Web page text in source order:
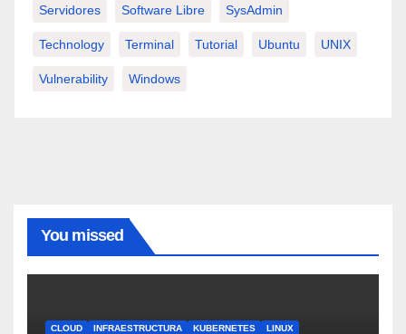
Servidores Software Libre SysAdmin
Technology Terminal Tutorial Ubuntu UNIX
Vulnerability Windows
You missed
CLOUD INFRAESTRUCTURA KUBERNETES
LINUX